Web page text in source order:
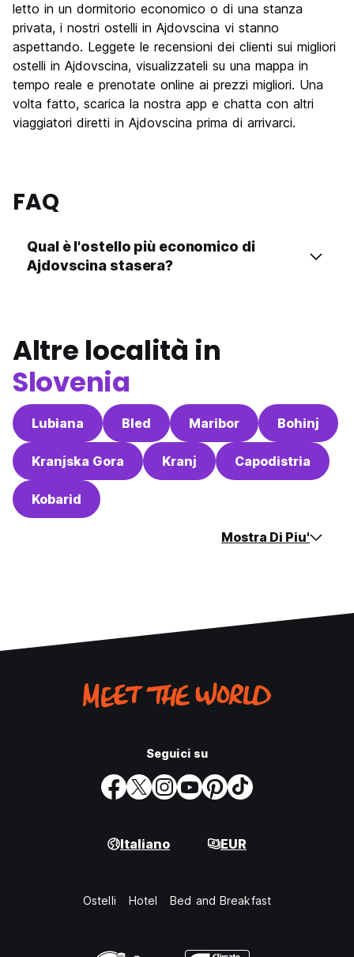
letto in un dormitorio economico o di una stanza
privata, i nostri ostelli in Ajdovscina vi stanno
aspettando. Leggete le recensioni dei clienti sui migliori
ostelli in Ajdovscina, visualizzateli su una mappa in
tempo reale e prenotate online ai prezzi migliori. Una
volta fatto, scarica la nostra app e chatta con altri
viaggiatori diretti in Ajdovscina prima di arrivarci.
FAQ
Qual è l'ostello più economico di
Ajdovscina stasera?
Altre località in
Slovenia
Lubiana Bled Maribor Bohinj
Kranjska Gora Kranj Capodistria
Kobarid
Mostra Di Piu'
Seguici su
Italiano EUR
Ostelli Hotel Bed and Breakfast